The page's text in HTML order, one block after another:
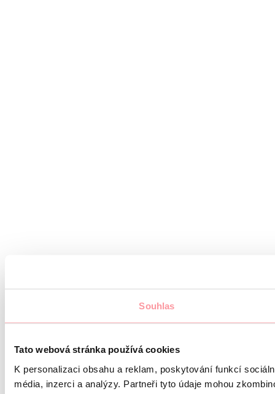
Souhlas
Tato webová stránka používá cookies
K personalizaci obsahu a reklam, poskytování funkcí
média, inzerci a analýzy. Partneři tyto údaje mohou